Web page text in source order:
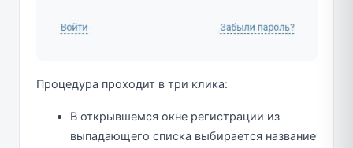
Процедура проходит в три клика:
В открывшемся окне регистрации из
выпадающего списка выбирается название